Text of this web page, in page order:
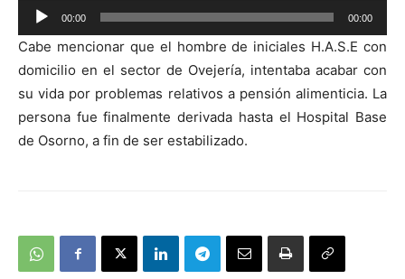
Reproductor
de
audio
00:00 00:00
Cabe mencionar que el hombre de iniciales H.A.S.E con
domicilio en el sector de Ovejería, intentaba acabar con
su vida por problemas relativos a pensión alimenticia. La
persona fue finalmente derivada hasta el Hospital Base
de Osorno, a fin de ser estabilizado.